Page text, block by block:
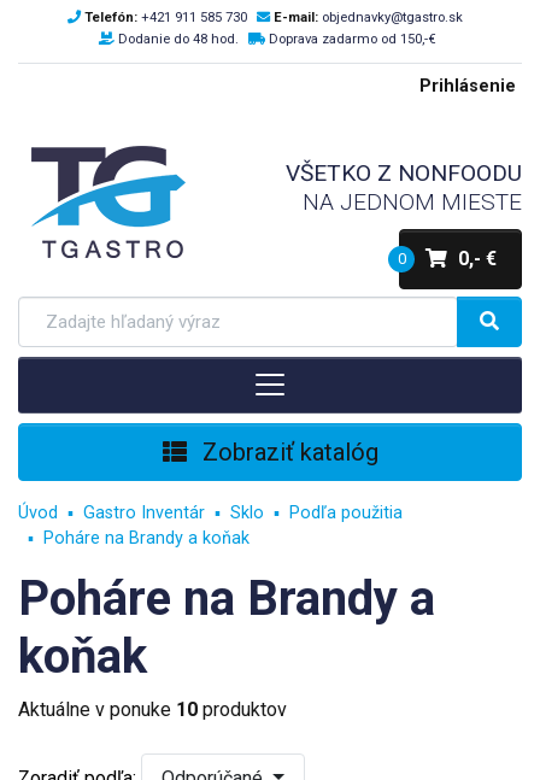
Telefón: +421 911 585 730 E-mail: objednavky@tgastro.sk
Dodanie do 48 hod.
Doprava zadarmo od 150,-€
Prihlásenie
VŠETKO Z NONFOODU
NA JEDNOM MIESTE
0 0,- €
Zobraziť katalóg
Úvod Gastro Inventár Sklo
Podľa použitia
Poháre na Brandy a koňak
Poháre na Brandy a
koňak
Aktuálne v ponuke 10 produktov